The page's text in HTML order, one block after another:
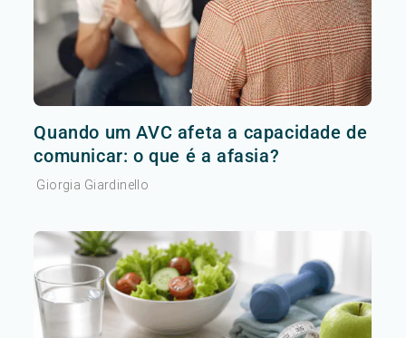
Quando um AVC afeta a capacidade de
comunicar: o que é a afasia?
Giorgia Giardinello